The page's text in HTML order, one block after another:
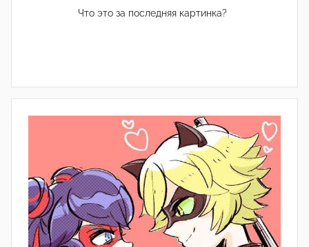
Что это за последняя картинка?